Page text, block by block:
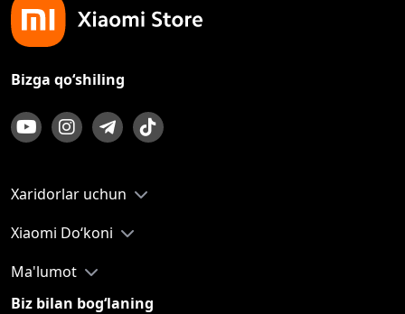
Bizga qo‘shiling
Xaridorlar uchun
Xiaomi Do‘koni
Ma'lumot
Biz bilan bog‘laning